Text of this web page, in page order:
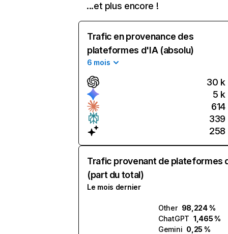
...et plus encore !
Trafic en provenance des
plateformes d'IA (absolu)
6 mois
30 k
5 k
614
339
258
Trafic provenant de plateformes
(part du total)
Le mois dernier
Other 98,224 %
ChatGPT 1,465 %
Gemini 0,25 %